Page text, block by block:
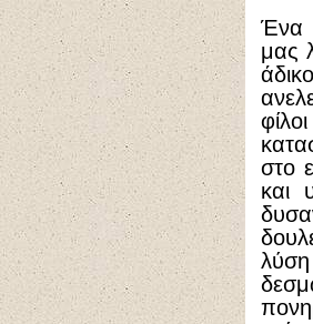
Ένα
μας
στο
και